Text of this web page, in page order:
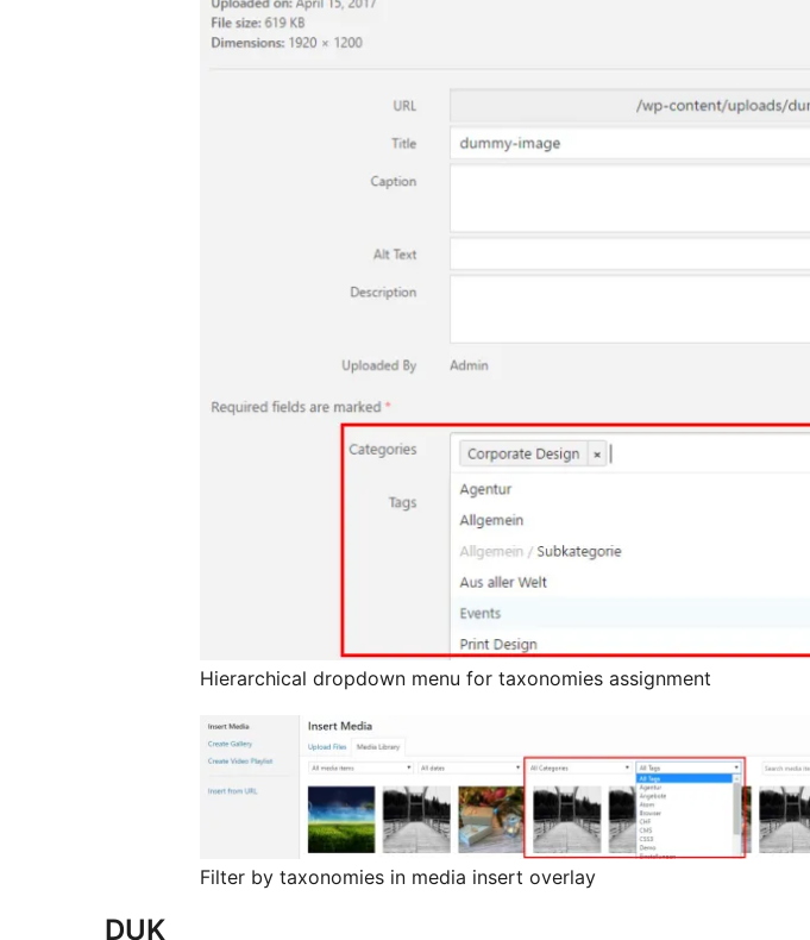
Hierarchical dropdown menu for taxonomies assignment
Filter by taxonomies in media insert overlay
DUK